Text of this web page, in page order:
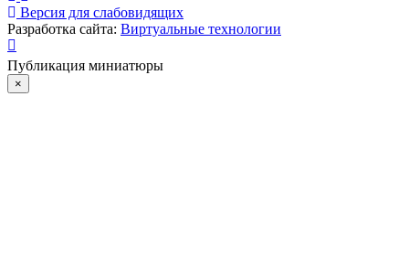
Версия для слабовидящих
Разработка сайта: Виртуальные технологии
Публикация миниатюры
×